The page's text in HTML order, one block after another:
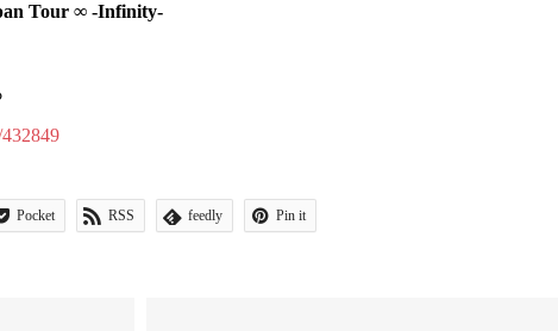
Tour ∞ -Infinity-
Pocket RSS feedly Pin it